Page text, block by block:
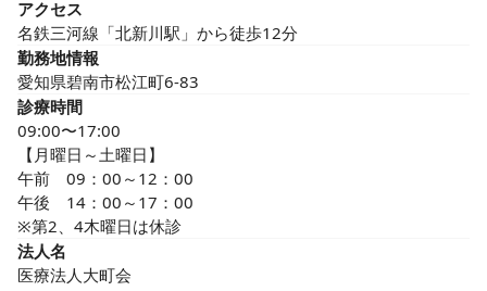
アクセス
名鉄三河線「北新川駅」から徒歩12分
勤務地情報
愛知県碧南市松江町6-83
診療時間
09:00〜17:00
【月曜日～土曜日】
午前　09：00～12：00
午後　14：00～17：00
※第2、4木曜日は休診
法人名
医療法人大町会